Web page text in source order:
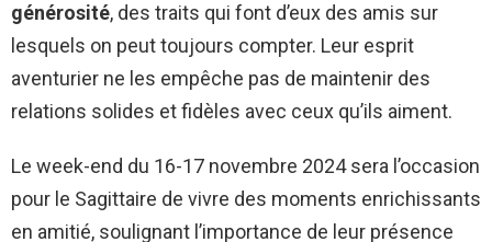
générosité, des traits qui font d’eux des amis sur
lesquels on peut toujours compter. Leur esprit
aventurier ne les empêche pas de maintenir des
relations solides et fidèles avec ceux qu’ils aiment.
Le week-end du 16-17 novembre 2024 sera l’occasion
pour le Sagittaire de vivre des moments enrichissants
en amitié, soulignant l’importance de leur présence